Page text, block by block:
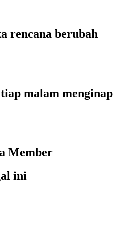
rencana berubah
malam menginap
Member
ini